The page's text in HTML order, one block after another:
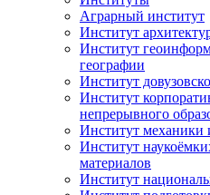
Аграрный институт
Институт
Институт
географии
Институт
Институт
непрерывного
Институт механики
Институт
материалов
Институт